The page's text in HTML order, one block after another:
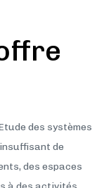
des systèmes
de
des espaces